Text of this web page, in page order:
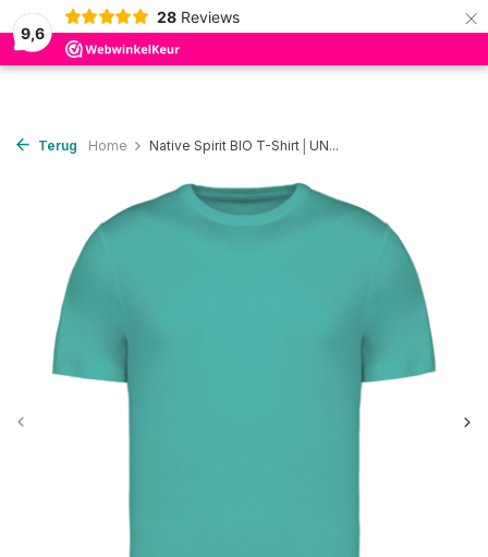
9,6
28 Reviews ×
0
Terug Home Native Spirit BIO T-Shirt│UN...